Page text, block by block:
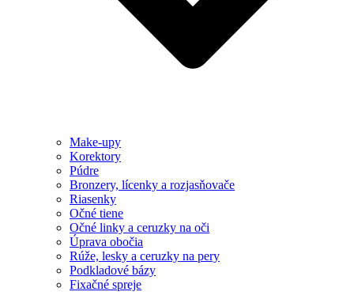
Make-upy
Korektory
Púdre
Bronzery, lícenky a rozjasňovače
Riasenky
Očné tiene
Očné linky a ceruzky na oči
Úprava obočia
Rúže, lesky a ceruzky na pery
Podkladové bázy
Fixačné spreje